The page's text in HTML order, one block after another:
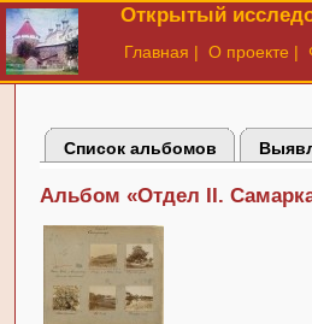
Открытый
Главная | О проекте |
Список альбомов
Альбом «Отдел II.